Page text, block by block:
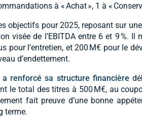
à « Achat », 1 à «
objectifs pour 2025, reposant sur
visée de l’EBITDA entre 6 et 9 %.
pour l’entretien, et 200 M€ pour le
d’endettement.
a renforcé sa structure financière
le total des titres à 500 M€, au
fait preuve d’une bonne
terme.